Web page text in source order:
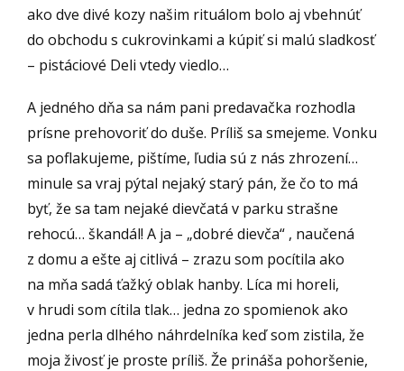
ako dve divé kozy našim rituálom bolo aj vbehnúť
do obchodu s cukrovinkami a kúpiť si malú sladkosť
– pistáciové Deli vtedy viedlo…
A jedného dňa sa nám pani predavačka rozhodla
prísne prehovoriť do duše. Príliš sa smejeme. Vonku
sa poflakujeme, pištíme, ľudia sú z nás zhrození…
minule sa vraj pýtal nejaký starý pán, že čo to má
byť, že sa tam nejaké dievčatá v parku strašne
rehocú… škandál! A ja – „dobré dievča“ , naučená
z domu a ešte aj citlivá – zrazu som pocítila ako
na mňa sadá ťažký oblak hanby. Líca mi horeli,
v hrudi som cítila tlak… jedna zo spomienok ako
jedna perla dlhého náhrdelníka keď som zistila, že
moja živosť je proste príliš. Že prináša pohoršenie,